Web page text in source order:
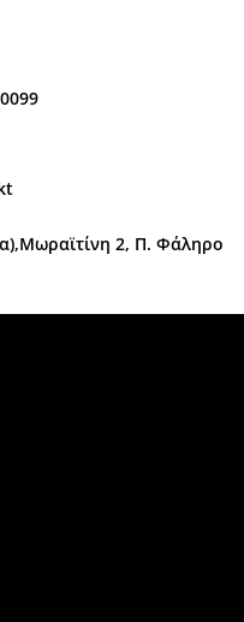
2, Π. Φάληρο